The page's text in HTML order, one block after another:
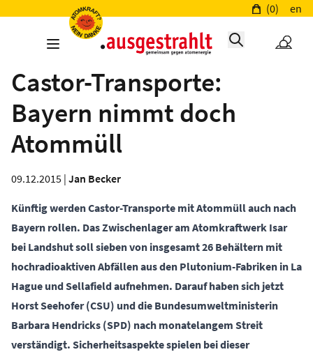
(0) en
Castor-Transporte:
Bayern nimmt doch
Atommüll
09.12.2015 | Jan Becker
Künftig werden Castor-Transporte mit Atommüll auch nach
Bayern rollen. Das Zwischenlager am Atomkraftwerk Isar
bei Landshut soll sieben von insgesamt 26 Behältern mit
hochradioaktiven Abfällen aus den Plutonium-Fabriken in La
Hague und Sellafield aufnehmen. Darauf haben sich jetzt
Horst Seehofer (CSU) und die Bundesumweltministerin
Barbara Hendricks (SPD) nach monatelangem Streit
verständigt. Sicherheitsaspekte spielen bei dieser